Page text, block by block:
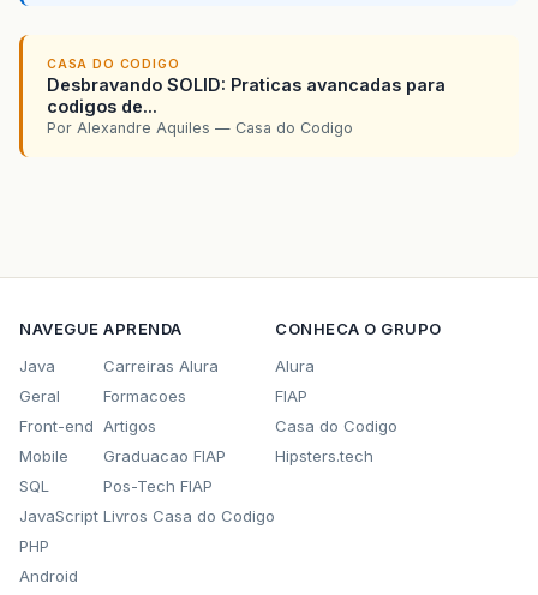
CASA DO CODIGO
Desbravando SOLID: Praticas avancadas para
codigos de...
Por Alexandre Aquiles — Casa do Codigo
NAVEGUE
Java
Geral
Front-end
Mobile
SQL
JavaScript
PHP
Android
APRENDA
Carreiras Alura
Formacoes
Artigos
Graduacao FIAP
Pos-Tech FIAP
Livros Casa do Codigo
CONHECA O GRUPO
Alura
FIAP
Casa do Codigo
Hipsters.tech